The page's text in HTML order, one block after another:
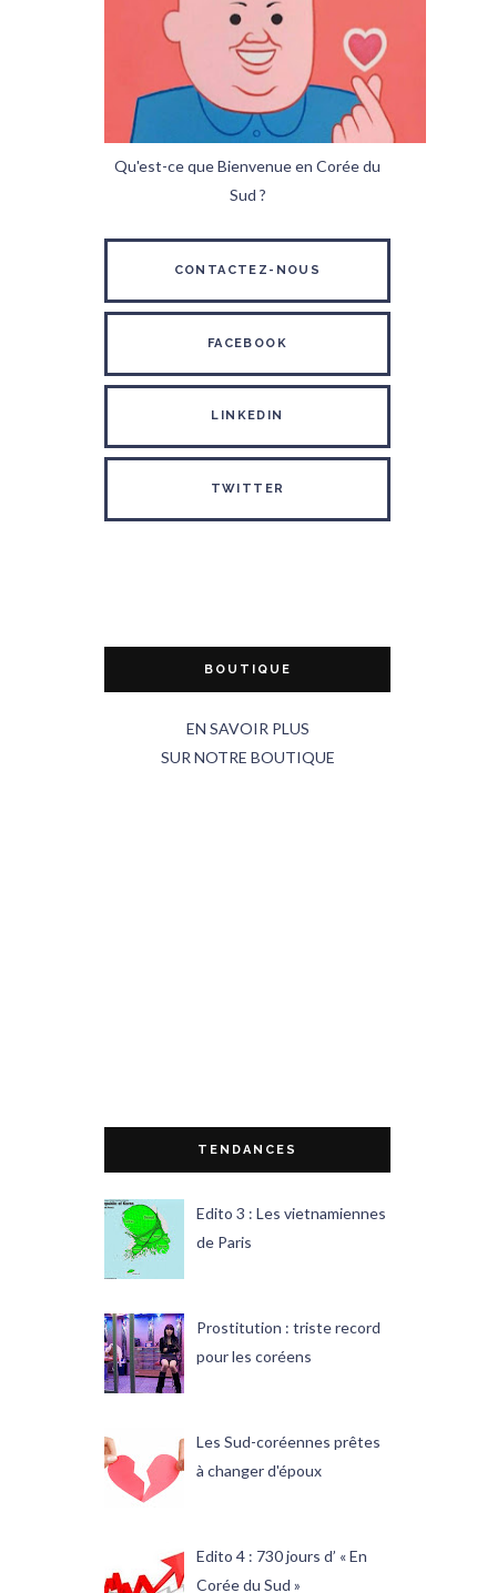
Qu'est-ce que Bienvenue en Corée du
Sud ?
CONTACTEZ-NOUS
FACEBOOK
LINKEDIN
TWITTER
BOUTIQUE
EN SAVOIR PLUS
SUR NOTRE BOUTIQUE
TENDANCES
Edito 3 : Les vietnamiennes
de Paris
Prostitution : triste record
pour les coréens
Les Sud-coréennes prêtes
à changer d'époux
Edito 4 : 730 jours d’ « En
Corée du Sud »